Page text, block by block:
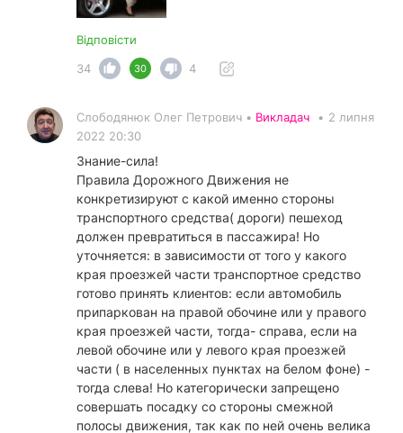
Відповісти
34
30 4
Слободянюк Олег Петрович • Викладач • 2 липня
2022 20:30
Знание-сила!
Правила Дорожного Движения не
конкретизируют с какой именно стороны
транспортного средства( дороги) пешеход
должен превратиться в пассажира! Но
уточняется: в зависимости от того у какого
края проезжей части транспортное средство
готово принять клиентов: если автомобиль
припаркован на правой обочине или у правого
края проезжей части, тогда- справа, если на
левой обочине или у левого края проезжей
части ( в населенных пунктах на белом фоне) -
тогда слева! Но категорически запрещено
совершать посадку со стороны смежной
полосы движения, так как по ней очень велика